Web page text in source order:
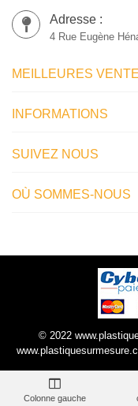
Adresse :
4 Rue Eugène
MEILLEURES
INFORMATIONS
SUIVEZ NOUS
OÙ SOMMES-NOUS
© 2022
Colonne gauche